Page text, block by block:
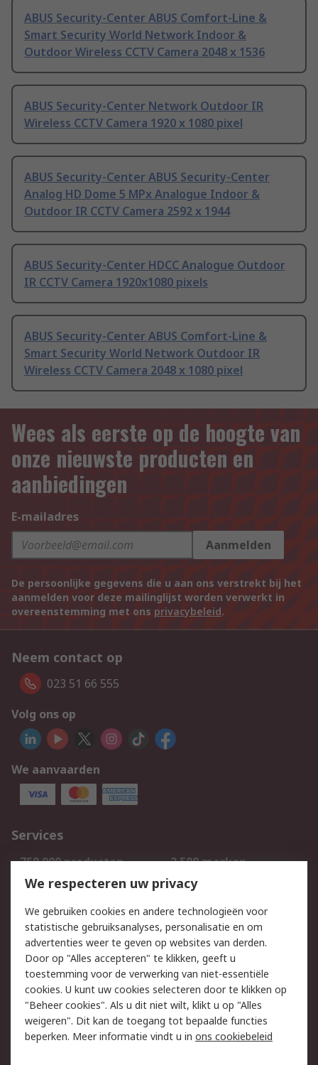
ABUS Security-Center ABUS Comfort-Line &
Smart Security World Network Indoor &
Outdoor Wireless CCTV Camera 2048 x 1536
ABUS Security-Center Network Outdoor IR
Wireless CCTV Camera 1920 x 1080 pixel
ABUS Security-Center ABUS Security-Center
Analog HD Dome 5 MPx Analogue Indoor &
Outdoor IR CCTV Camera 2592 x 1944
ABUS Security-Center HDCC Analogue Outdoor
IR CCTV Camera 1920x1080 pixels
ABUS Security-Center ABUS Comfort-Line &
Smart Security World Network Outdoor IR
Wireless CCTV Camera 2048 x 1080 pixel
Wees als eerste op de hoogte van
onze nieuwste producten en
aanbiedingen
E-mailadres
Aanmelden
De persoonlijke gegevens die u aan ons verstrekt bij het
aanmelden voor deze mailinglijst worden verwerkt in
overeenstemming met ons privacybeleid.
Neem contact op
023 51 66 555
Volg ons op
We aanvaarden
Services
750.000 producten
2.500 merken
Bestellen
Inkoopoplossingen
Track & Trace
Wettelijk
Cookiebeleid
Email veiligheid
Privacybeleid
Websitevoorwaarden
Algemene
verkoopvoorwaarden
We respecteren uw privacy
We gebruiken cookies en andere technologieën voor
statistische gebruiksanalyses, personalisatie en om
advertenties weer te geven op websites van derden.
Door op "Alles accepteren" te klikken, geeft u
toestemming voor de verwerking van niet-essentiële
cookies. U kunt uw cookies selecteren door te klikken op
"Beheer cookies". Als u dit niet wilt, klikt u op "Alles
weigeren". Dit kan de toegang tot bepaalde functies
beperken. Meer informatie vindt u in ons cookiebeleid